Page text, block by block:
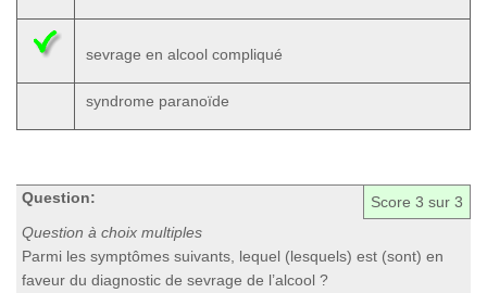
sevrage en alcool compliqué
syndrome paranoïde
Score 3 sur 3
Question:
Question à choix multiples
Parmi les symptômes suivants, lequel (lesquels) est (sont) en
faveur du diagnostic de sevrage de l’alcool ?